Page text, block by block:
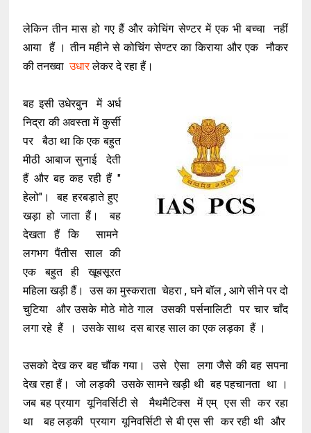
लेकिन तीन मास हो गए हैं और कोचिंग सेण्टर में एक भी बच्चा नहीं
आया हैं । तीन महीने से कोचिंग सेण्टर का किराया और एक नौकर
की तनख्वा उधारलेकर दे रहा हैं।
बह इसी उधेरबुन में अर्ध
निद्रा की अवस्ता में कुर्सी
पर बैठा था कि एक बहुत
मीठी आबाज सुनाई देती
हैं और बह कह रही हैं "
हेलो"। बह हरबड़ाते हुए
खड़ा हो जाता हैं। बह
देखता हैं कि सामने
लगभग पैंतीस साल की
एक बहुत ही खूबसूरत
महिला खड़ी हैं। उस का मुस्कराता चेहरा , घने बॉल , आगे सीने पर दो
चुटिया और उसके मोठे मोठे गाल उसकी पर्सनालिटी पर चार चाँद
लगा रहे हैं । उसके साथ दस बारह साल का एक लड़का हैं ।
उसको देख कर बह चौंक गया। उसे ऐसा लगा जैसे की बह सपना
देख रहा हैं। जो लड़की उसके सामने खड़ी थी बह पहचानता था ।
जब बह प्रयाग यूनिवर्सिटी से मैथमैटिक्स में एम् एस सी कर रहा
था बह लड़की प्रयाग यूनिवर्सिटी से बी एस सी कर रही थी और